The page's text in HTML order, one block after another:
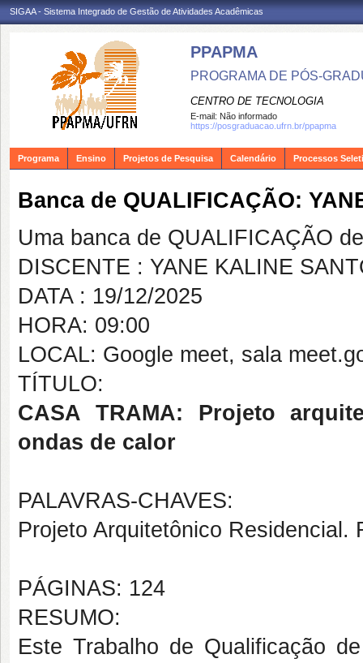
SIGAA - Sistema Integrado de Gestão de Atividades Acadêmicas
PPAPMA
PROGRAMA DE PÓS-
CENTRO DE TECNOLOGIA
E-mail: Não informado
https://posgraduacao.ufrn.br/ppapma
Programa Ensino Projetos de Pesquisa Calendário Processos
Banca de QUALIFICAÇÃO:
Uma banca de QUALIFICAÇÃO
DISCENTE : YANE KALINE
DATA : 19/12/2025
HORA: 09:00
LOCAL: Google meet, sala
TÍTULO:
CASA TRAMA: Projeto
ondas de calor
PALAVRAS-CHAVES:
Projeto Arquitetônico
PÁGINAS: 124
RESUMO:
Este Trabalho de Qualificação